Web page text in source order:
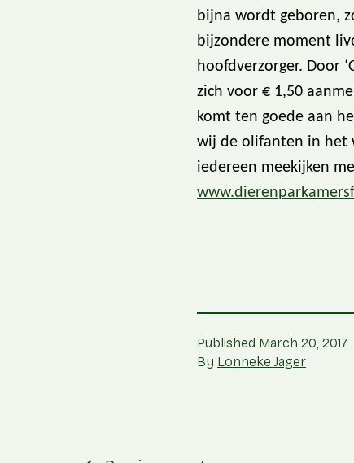
bijna wordt geboren,
bijzondere moment
hoofdverzorger. Door
zich voor € 1,50
komt ten goede aan
wij de olifanten in het
iedereen meekijken
Published March 20, 2017
By Lonneke Jager